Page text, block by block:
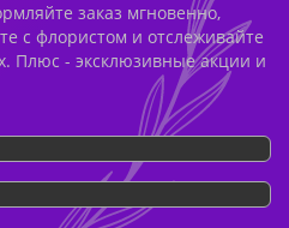
заказ мгновенно,
с флористом и отслеживайте
Плюс - эксклюзивные акции и